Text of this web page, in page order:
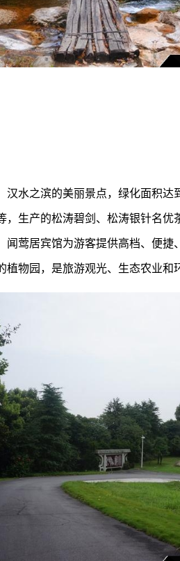
汉水之滨的美丽景点，绿化面积
，生产的松涛碧剑、松涛银针名
闻莺居宾馆为游客提供高档、便
植物园，是旅游观光、生态农业和